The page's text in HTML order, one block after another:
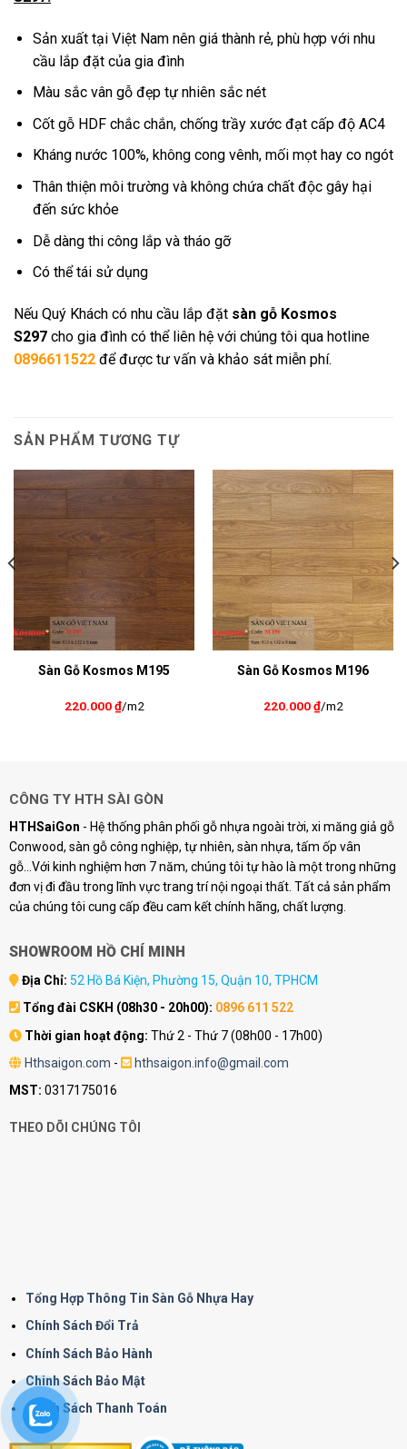
Sản xuất tại Việt Nam nên giá thành rẻ, phù hợp với nhu
cầu lắp đặt của gia đình
Màu sắc vân gỗ đẹp tự nhiên sắc nét
Cốt gỗ HDF chắc chắn, chống trầy xước đạt cấp độ AC4
Kháng nước 100%, không cong vênh, mối mọt hay co ngót
Thân thiện môi trường và không chứa chất độc gây hại
đến sức khỏe
Dễ dàng thi công lắp và tháo gỡ
Có thể tái sử dụng
Nếu Quý Khách có nhu cầu lắp đặt sàn gỗ Kosmos
S297 cho gia đình có thể liên hệ với chúng tôi qua hotline
0896611522 để được tư vấn và khảo sát miễn phí.
SẢN PHẨM TƯƠNG TỰ
Sàn Gỗ Kosmos M195
220.000₫/m2
Sàn Gỗ Kosmos M196
220.000₫/m2
CÔNG TY HTH SÀI GÒN
HTHSaiGon - Hệ thống phân phối gỗ nhựa ngoài trời, xi măng giả gỗ
Conwood, sàn gỗ công nghiệp, tự nhiên, sàn nhựa, tấm ốp vân
gỗ...Với kinh nghiệm hơn 7 năm, chúng tôi tự hào là một trong những
đơn vị đi đầu trong lĩnh vực trang trí nội ngoại thất. Tất cả sản phẩm
của chúng tôi cung cấp đều cam kết chính hãng, chất lượng.
SHOWROOM HỒ CHÍ MINH
Địa Chỉ: 52 Hồ Bá Kiện, Phường 15, Quận 10, TPHCM
Tổng đài CSKH (08h30 - 20h00): 0896 611 522
Thời gian hoạt động: Thứ 2 - Thứ 7 (08h00 - 17h00)
Hthsaigon.com -
hthsaigon.info@gmail.com
MST: 0317175016
THEO DÕI CHÚNG TÔI
Tổng Hợp Thông Tin Sàn Gỗ Nhựa Hay
Chính Sách Đổi Trả
Chính Sách Bảo Hành
Chinh Sách Bảo Mật
Chính Sách Thanh Toán